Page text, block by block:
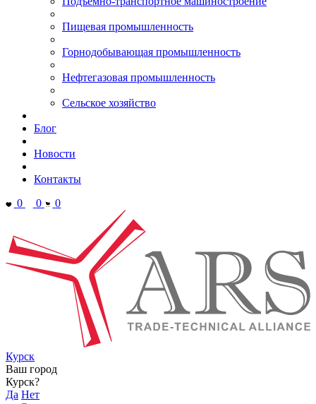
Пищевая промышленность
Горнодобывающая промышленность
Нефтегазовая промышленность
Сельское хозяйство
Блог
Новости
Контакты
0
0 0
Курск
Ваш город
Курск?
Да Нет